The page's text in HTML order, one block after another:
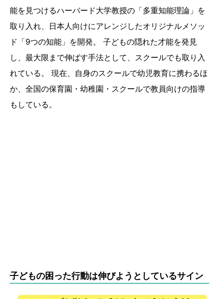
能を見つけるハーバード大学教授の「多重知能理論」を
取り入れ、日本人向けにアレンジしたオリジナルメソッ
ド「9つの知能」を開発。 子どもの隠れた才能を発見
し、最大限まで伸ばす手法として、スクールでも取り入
れている。 現在、自身のスクールで幼児教育に携わるほ
か、全国の保育園・幼稚園・スクールで教員向けの指導
もしている。
子どもの困った行動は伸びようとしているサイン